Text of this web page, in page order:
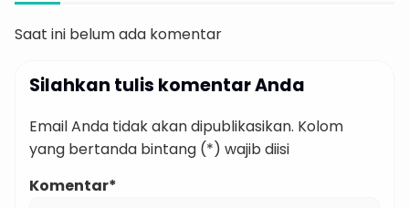
Saat ini belum ada komentar
Silahkan tulis komentar Anda
Email Anda tidak akan dipublikasikan. Kolom
yang bertanda bintang (*) wajib diisi
Komentar*